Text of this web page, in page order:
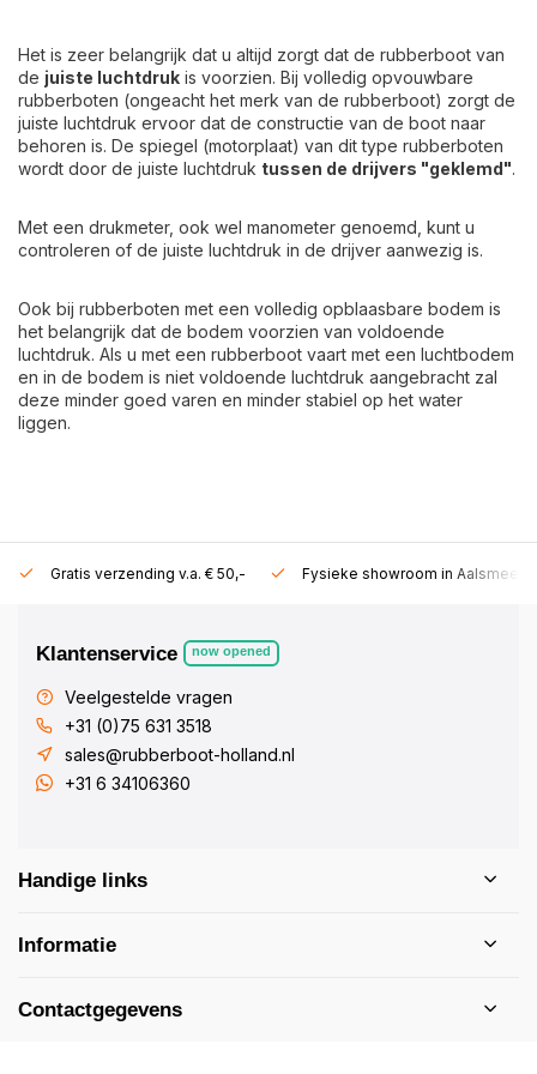
Het is zeer belangrijk dat u altijd zorgt dat de rubberboot van
de juiste luchtdruk is voorzien. Bij volledig opvouwbare
rubberboten (ongeacht het merk van de rubberboot) zorgt de
juiste luchtdruk ervoor dat de constructie van de boot naar
behoren is. De spiegel (motorplaat) van dit type rubberboten
wordt door de juiste luchtdruk tussen de drijvers "geklemd".
Met een drukmeter, ook wel manometer genoemd, kunt u
controleren of de juiste luchtdruk in de drijver aanwezig is.
Ook bij rubberboten met een volledig opblaasbare bodem is
het belangrijk dat de bodem voorzien van voldoende
luchtdruk. Als u met een rubberboot vaart met een luchtbodem
en in de bodem is niet voldoende luchtdruk aangebracht zal
deze minder goed varen en minder stabiel op het water
liggen.
Gratis verzending v.a. € 50,- Fysieke showroom in Aalsmeer!
Klantenservice now opened
Veelgestelde vragen
+31 (0)75 631 3518
sales@rubberboot-holland.nl
+31 6 34106360
Handige links
Informatie
Contactgegevens